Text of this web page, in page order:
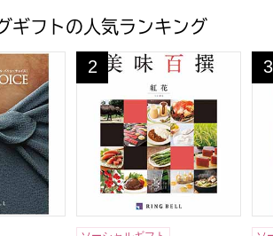
ギフトの人気ランキング
ス 新玉(あらたま)【カタログギフト】【年
美味百撰 紅花【カタログギ
2
位 3
位